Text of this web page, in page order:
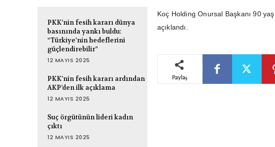
PKK’nin fesih kararı dünya
basınında yankı buldu:
“Türkiye’nin hedeflerini
güçlendirebilir”
12 MAYIS 2025
PKK’nin fesih kararı ardından
AKP’den ilk açıklama
12 MAYIS 2025
Suç örgütünün lideri kadın
çıktı
12 MAYIS 2025
Koç Holding Onursal Başkanı 90
açıklandı.
Paylaş